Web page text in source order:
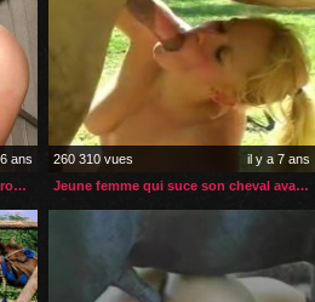
ans
Jeune bourgeoise en manque du gros sexe de son cheval
260 310 vues
il y a 7 ans
Jeune femme qui suce son cheval avant la sodomie